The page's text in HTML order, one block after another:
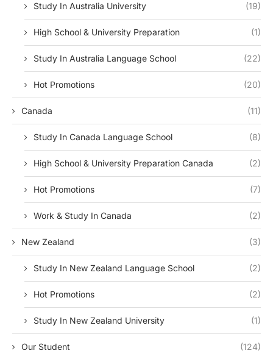
Study In Australia University (19)
High School & University Preparation (1)
Study In Australia Language School (22)
Hot Promotions (20)
Canada (11)
Study In Canada Language School (8)
High School & University Preparation Canada (2)
Hot Promotions (7)
Work & Study In Canada (2)
New Zealand (3)
Study In New Zealand Language School (2)
Hot Promotions (2)
Study In New Zealand University (1)
Our Student (124)